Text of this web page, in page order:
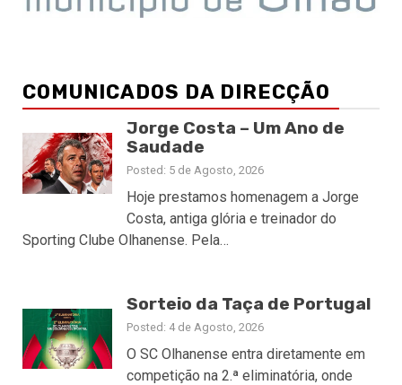
COMUNICADOS DA DIRECÇÃO
Jorge Costa – Um Ano de
Saudade
Posted: 5 de Agosto, 2026
Hoje prestamos homenagem a Jorge
Costa, antiga glória e treinador do
Sporting Clube Olhanense. Pela…
Sorteio da Taça de Portugal
Posted: 4 de Agosto, 2026
O SC Olhanense entra diretamente em
competição na 2.ª eliminatória, onde